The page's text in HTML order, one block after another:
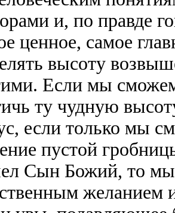
и, по правде
ценное, самое
высоту
Если мы
ту чудную
если только мы
пустой
Сын Божий, то мы
желанием